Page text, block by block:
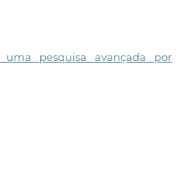
uma pesquisa avançada por